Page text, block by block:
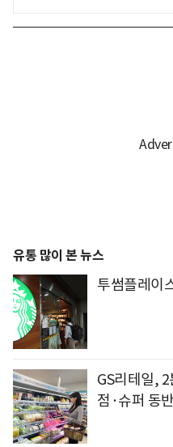
유통 많이 본 뉴스
투썸플레이
GS리테일,
점·슈퍼 동